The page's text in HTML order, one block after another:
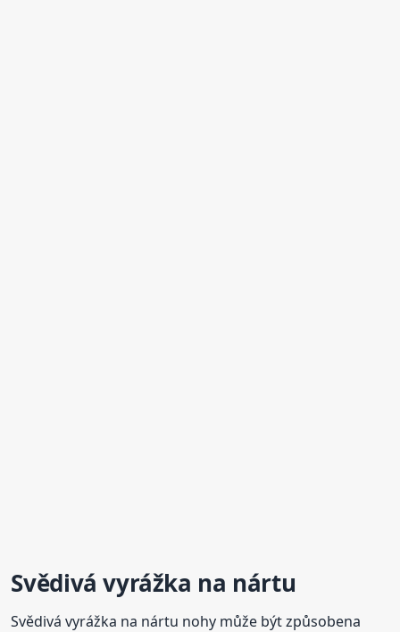
Svědivá vyrážka na nártu
Svědivá vyrážka na nártu nohy může být způsobena